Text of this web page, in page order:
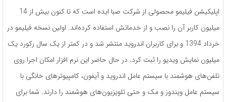
اپلیکیشن فیلیمو محصولی از شرکت صبا ایده است که تا کنون بیش از 14
میلیون کاربر آن را نصب و از خدماتش استفاده کرده‌اند. اولین نسخه فیلیمو در
خرداد 1394 و برای کاربران اندروید منتشر شد و در کمتر از یک سال رکورد یک
میلیون نمایش ویدیو را ثبت کرد. در حال حاضر این نرم افزار امکان اجرا روی
تلفن‌های هوشمند با سیستم عامل اندروید و آیفون، کامپیوترهای خانگی با
سیستم‌ عامل ویندوز و مک و حتی تلویزیون‌های هوشمند را دارند. شما برای